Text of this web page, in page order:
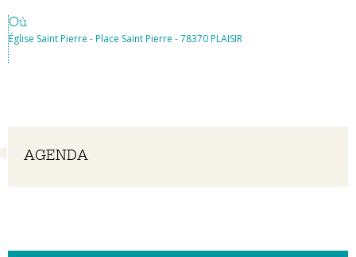
Navigation
AGENDA
Où
Église Saint Pierre - Place Saint Pierre - 78370 PLAISIR